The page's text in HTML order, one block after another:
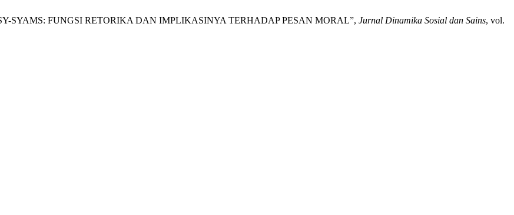
SYAMS: FUNGSI RETORIKA DAN IMPLIKASINYA TERHADAP PESAN MORAL”, Jurnal Dinamika Sosial dan Sains, vol.